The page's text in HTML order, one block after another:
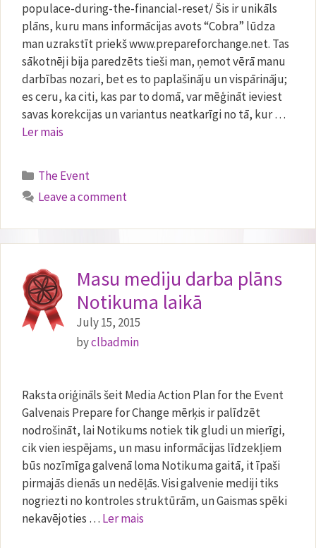
populace-during-the-financial-reset/ Šis ir unikāls
plāns, kuru mans informācijas avots “Cobra” lūdza
man uzrakstīt priekš www.prepareforchange.net. Tas
sākotnēji bija paredzēts tieši man, ņemot vērā manu
darbības nozari, bet es to paplašināju un vispārināju;
es ceru, ka citi, kas par to domā, var mēģināt ieviest
savas korekcijas un variantus neatkarīgi no tā, kur …
Ler mais
Categories
The Event
Leave a comment
Masu mediju darba plāns
Notikuma laikā
July 15, 2015
byclbadmin
Raksta oriģināls šeit Media Action Plan for the Event
Galvenais Prepare for Change mērķis ir palīdzēt
nodrošināt, lai Notikums notiek tik gludi un mierīgi,
cik vien iespējams, un masu informācijas līdzekļiem
būs nozīmīga galvenā loma Notikuma gaitā, it īpaši
pirmajās dienās un nedēļās. Visi galvenie mediji tiks
nogriezti no kontroles struktūrām, un Gaismas spēki
nekavējoties … Ler mais